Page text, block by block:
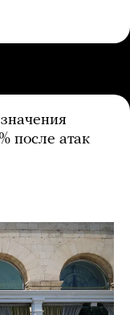
после атак